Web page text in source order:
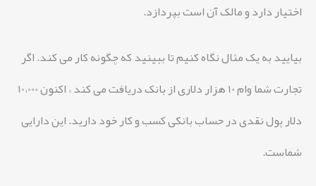
اختیار دارد و مالک آن است بپردازد.
بیایید به یک مثال نگاه کنیم تا ببینید که چگونه کار می کند. اگر
تجارت شما وام 10 هزار دلاری از بانک دریافت می کند ، اکنون 10،000
دلار پول نقدی در حساب بانکی کسب و کار خود دارید. این دارایی
شماست.